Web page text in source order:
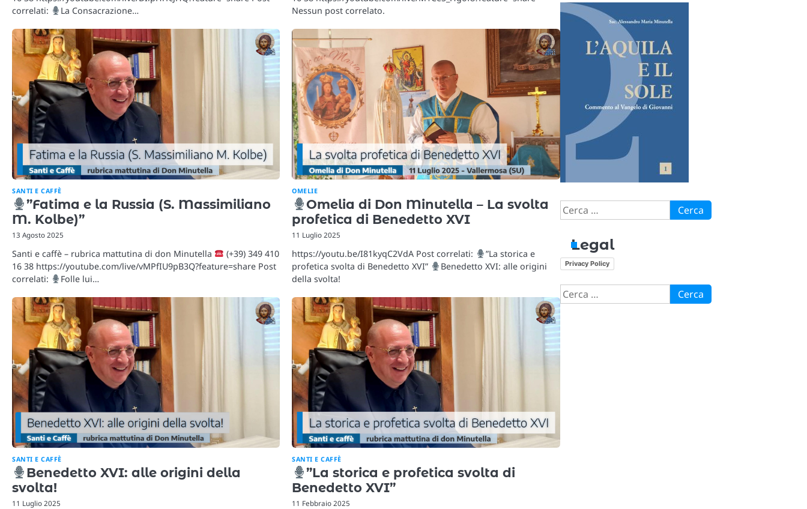
correlati:
La Consacrazione…
Nessun post correlato.
SANTI E CAFFÈ
”Fatima e la Russia (S. Massimiliano
M. Kolbe)”
13 Agosto 2025
Santi e caffè – rubrica mattutina di don Minutella
(+39) 349 410
16 38 https://youtube.com/live/vMPfIU9pB3Q?feature=share Post
correlati:
Folle lui…
OMELIE
Omelia di Don Minutella – La svolta
profetica di Benedetto XVI
11 Luglio 2025
https://youtu.be/I81kyqC2VdA Post correlati:
”La storica e
profetica svolta di Benedetto XVI”
Benedetto XVI: alle origini
della svolta!
SANTI E CAFFÈ
Benedetto XVI: alle origini della
svolta!
11 Luglio 2025
SANTI E CAFFÈ
”La storica e profetica svolta di
Benedetto XVI”
11 Febbraio 2025
Ricerca
per:
Legal
Privacy Policy
Ricerca
per: